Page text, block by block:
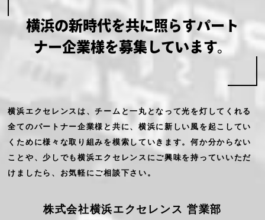
横浜の新時代を共に照らすパート
ナー企業様を募集しています。
横浜エクセレンスは、チームと一丸となって光を灯してくれる
全てのパートナー企業様と共に、横浜に新しい風を起こしてい
くために様々な取り組みを模索していきます。何か分からない
ことや、少しでも横浜エクセレンスにご興味を持っていいただ
けましたら、お気軽にご相談下さい。
株式会社横浜エクセレンス 営業部